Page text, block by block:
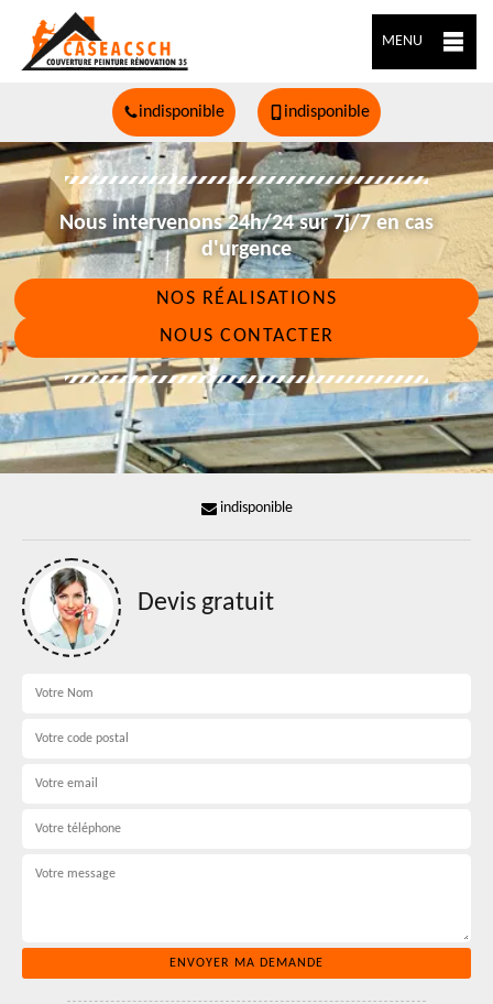
MENU
indisponible indisponible
Nous intervenons 24h/24 sur 7j/7 en cas
d'urgence
NOS RÉALISATIONS
NOUS CONTACTER
indisponible
Devis gratuit